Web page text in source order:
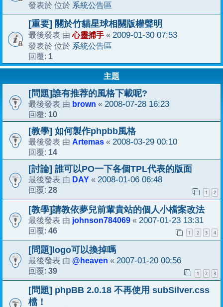
發表於 位於 系統公告區
[重要] 關於竹貓星球相關版權聲明
最後發表 由心靈捕手 « 2009-01-30 07:53
發表於 位於 系統公告區
回覆: 1
主題
[問題]誰有推荐的風格下載呢?
最後發表 由 brown « 2008-07-28 16:23
回覆: 10
[教學] 如何製作phpbb風格
最後發表 由 Artemas « 2008-03-29 00:10
回覆: 14
[討論] 誰可以PO一下各個TPL代表的版面
最後發表 由 DAY « 2008-01-06 06:48
回覆: 28 1 2
[教學]請教依夢兒前輩貴站的個人小檔案改法
最後發表 由 johnson784069 « 2007-01-23 13:31
回覆: 46 1 2 3 4
[問題]logo可以換掉嗎
最後發表 由 @heaven « 2007-01-20 00:56
回覆: 39 1 2 3
[問題] phpBB 2.0.18 不再使用 subSilver.css
檔！